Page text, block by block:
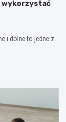
wykorzystać
i dolne to jedne z